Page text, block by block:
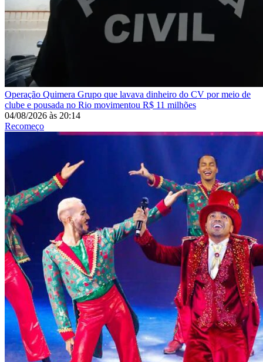
Operação Quimera Grupo que lavava dinheiro do CV por meio de
clube e pousada no Rio movimentou R$ 11 milhões
04/08/2026 às 20:14
Recomeço